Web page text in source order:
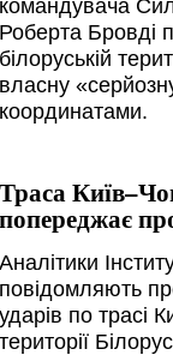
командувача
Роберта Бровді
білоруській
власну
координатами.
Траса
попереджає
Аналітики
повідомляють
ударів по трасі
території